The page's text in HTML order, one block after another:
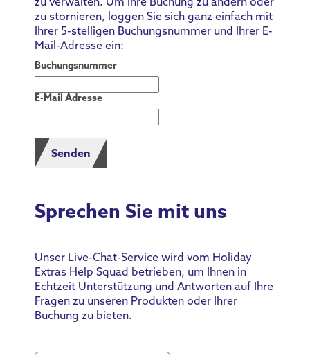
zu verwalten. Um Ihre Buchung zu ändern oder
zu stornieren, loggen Sie sich ganz einfach mit
Ihrer 5-stelligen Buchungsnummer und Ihrer E-
Mail-Adresse ein:
Buchungsnummer
E-Mail Adresse
Senden
Sprechen Sie mit uns
Unser Live-Chat-Service wird vom Holiday
Extras Help Squad betrieben, um Ihnen in
Echtzeit Unterstützung und Antworten auf Ihre
Fragen zu unseren Produkten oder Ihrer
Buchung zu bieten.